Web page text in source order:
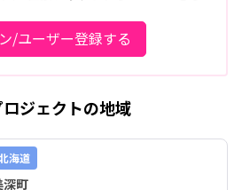
/ユーザー登録する
ジェクトの地域
海道
深町